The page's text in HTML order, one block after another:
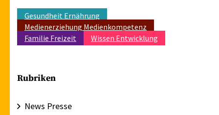
Gesundheit Ernährung
Medienerziehung Medienkompetenz
Familie Freizeit
Wissen Entwicklung
Rubriken
News Presse